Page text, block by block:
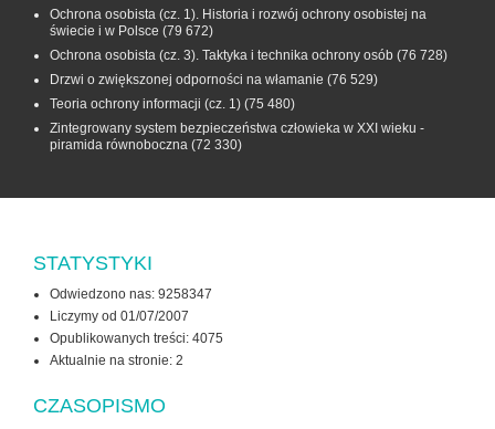
Ochrona osobista (cz. 1). Historia i rozwój ochrony osobistej na
świecie i w Polsce (79 672)
Ochrona osobista (cz. 3). Taktyka i technika ochrony osób (76 728)
Drzwi o zwiększonej odporności na włamanie (76 529)
Teoria ochrony informacji (cz. 1) (75 480)
Zintegrowany system bezpieczeństwa człowieka w XXI wieku -
piramida równoboczna (72 330)
STATYSTYKI
Odwiedzono nas: 9258347
Liczymy od 01/07/2007
Opublikowanych treści: 4075
Aktualnie na stronie: 2
CZASOPISMO